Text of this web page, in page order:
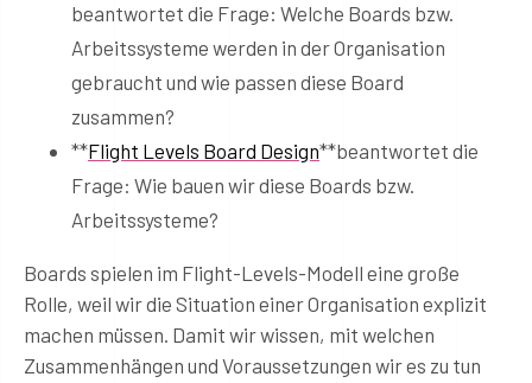
beantwortet die Frage: Welche Boards bzw.
Arbeitssysteme werden in der Organisation
gebraucht und wie passen diese Board
zusammen?
**Flight Levels Board Design**beantwortet die
Frage: Wie bauen wir diese Boards bzw.
Arbeitssysteme?
Boards spielen im Flight-Levels-Modell eine große
Rolle, weil wir die Situation einer Organisation explizit
machen müssen. Damit wir wissen, mit welchen
Zusammenhängen und Voraussetzungen wir es zu tun